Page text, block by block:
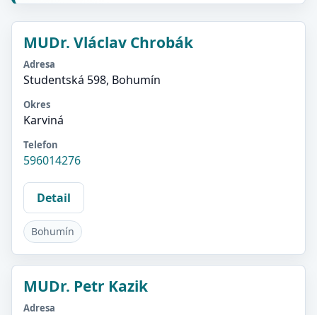
MUDr. Vláclav Chrobák
Adresa
Studentská 598, Bohumín
Okres
Karviná
Telefon
596014276
Detail
Bohumín
MUDr. Petr Kazik
Adresa